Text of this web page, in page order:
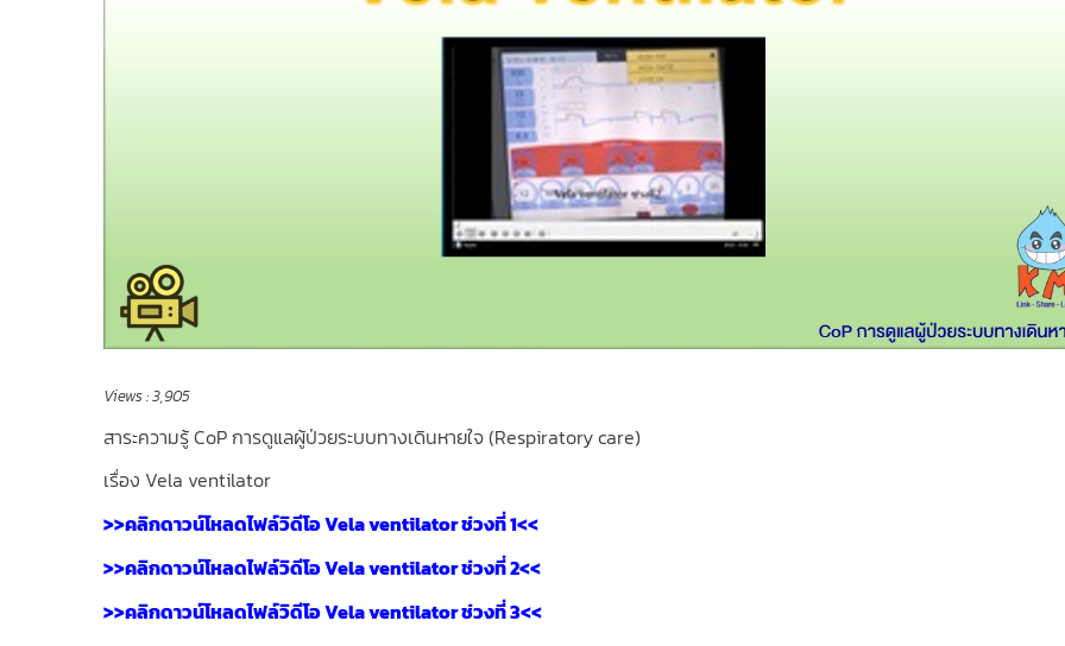
Views :3,905
สาระความรู้ CoP การดูแลผู้ป่วยระบบทางเดินหายใจ (Respiratory care)
เรื่อง Vela ventilator
>>คลิกดาวน์โหลดไฟล์วิดีโอ Vela ventilator ช่วงที่ 1<<
>>คลิกดาวน์โหลดไฟล์วิดีโอ Vela ventilator ช่วงที่ 2<<
>>คลิกดาวน์โหลดไฟล์วิดีโอ Vela ventilator ช่วงที่ 3<<